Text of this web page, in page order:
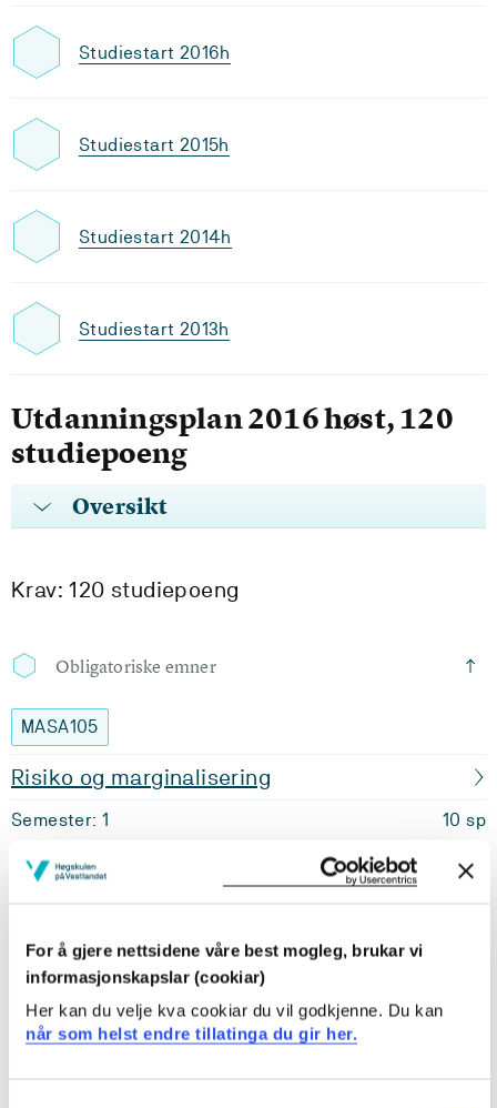
For å gjere nettsidene våre best mogleg, brukar vi
informasjonskapslar (cookiar)
Her kan du velje kva cookiar du vil godkjenne. Du kan
når som helst endre tillatinga du gir her.
Studiestart 2016h
Studiestart 2015h
Studiestart 2014h
Studiestart 2013h
Utdanningsplan 2016 høst, 120
studiepoeng
Oversikt
Krav: 120 studiepoeng
Obligatoriske emner
MASA105
Risiko og marginalisering
Semester: 1 10 sp
MASA201
Vilkår for deltaking, felleskap og kollektiv
handling
Semester: 1